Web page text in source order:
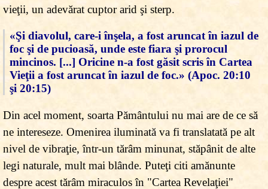
vieţii, un adevărat cuptor arid şi sterp.
«Şi diavolul, care-i înşela, a fost aruncat în iazul de
foc şi de pucioasă, unde este fiara şi prorocul
mincinos. [...] Oricine n-a fost găsit scris în Cartea
Vieţii a fost aruncat în iazul de foc.» (Apoc. 20:10
şi 20:15)
Din acel moment, soarta Pământului nu mai are de ce să
ne intereseze. Omenirea iluminată va fi translatată pe alt
nivel de vibraţie, într-un tărâm minunat, stăpânit de alte
legi naturale, mult mai blânde. Puteţi citi amănunte
despre acest tărâm miraculos în "Cartea Revelaţiei"